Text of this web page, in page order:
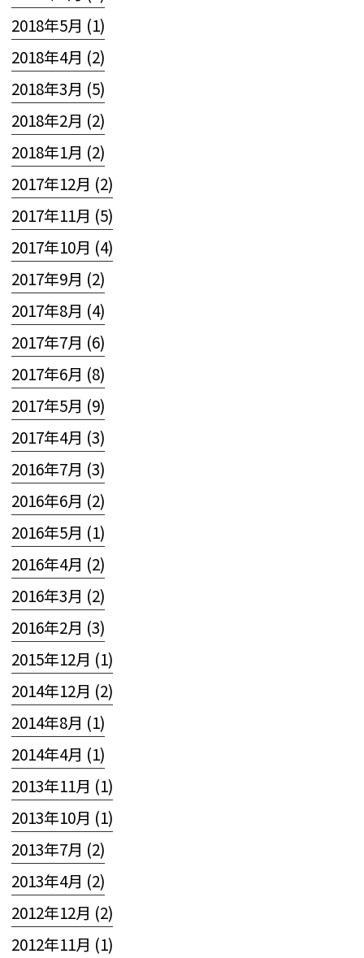
2018年5月 (1)
2018年4月 (2)
2018年3月 (5)
2018年2月 (2)
2018年1月 (2)
2017年12月 (2)
2017年11月 (5)
2017年10月 (4)
2017年9月 (2)
2017年8月 (4)
2017年7月 (6)
2017年6月 (8)
2017年5月 (9)
2017年4月 (3)
2016年7月 (3)
2016年6月 (2)
2016年5月 (1)
2016年4月 (2)
2016年3月 (2)
2016年2月 (3)
2015年12月 (1)
2014年12月 (2)
2014年8月 (1)
2014年4月 (1)
2013年11月 (1)
2013年10月 (1)
2013年7月 (2)
2013年4月 (2)
2012年12月 (2)
2012年11月 (1)